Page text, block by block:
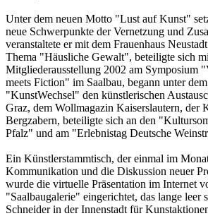
Unter dem neuen Motto "Lust auf Kunst"
neue Schwerpunkte der Vernetzung und
veranstaltete er mit dem Frauenhaus
Thema "Häusliche Gewalt", beteiligte sich
Mitgliederausstellung 2002 am Symposium
meets Fiction" im Saalbau, begann unter
"KunstWechsel" den künstlerischen
Graz, dem Wollmagazin Kaiserslautern, der
Bergzabern, beteiligte sich an den
Pfalz" und am "Erlebnistag Deutsche
Ein Künstlerstammtisch, der einmal im
Kommunikation und die Diskussion neuer
wurde die virtuelle Präsentation im Internet
"Saalbaugalerie" eingerichtet, das lange leer
Schneider in der Innenstadt für